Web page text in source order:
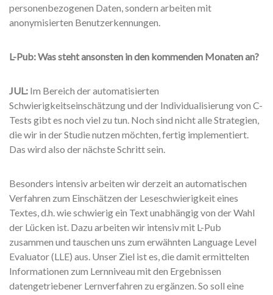
personenbezogenen Daten, sondern arbeiten mit
anonymisierten Benutzerkennungen.
L-Pub: Was steht ansonsten in den kommenden Monaten an?
JUL: Im Bereich der automatisierten
Schwierigkeitseinschätzung und der Individualisierung von C-
Tests gibt es noch viel zu tun. Noch sind nicht alle Strategien,
die wir in der Studie nutzen möchten, fertig implementiert.
Das wird also der nächste Schritt sein.
Besonders intensiv arbeiten wir derzeit an automatischen
Verfahren zum Einschätzen der Leseschwierigkeit eines
Textes, d.h. wie schwierig ein Text unabhängig von der Wahl
der Lücken ist. Dazu arbeiten wir intensiv mit L-Pub
zusammen und tauschen uns zum erwähnten Language Level
Evaluator (LLE) aus. Unser Ziel ist es, die damit ermittelten
Informationen zum Lernniveau mit den Ergebnissen
datengetriebener Lernverfahren zu ergänzen. So soll eine